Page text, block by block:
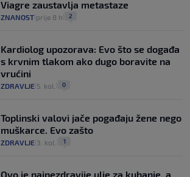
Viagre zaustavlja metastaze
ZNANOST prije 8 h 2
Kardiolog upozorava: Evo što se događa
s krvnim tlakom ako dugo boravite na
vrućini
ZDRAVLJE 5. kol. 0
Toplinski valovi jače pogađaju žene nego
muškarce. Evo zašto
ZDRAVLJE 3. kol. 1
Ovo je najnezdravije ulje za kuhanje, a